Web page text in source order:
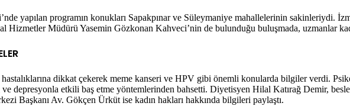
yapılan programın konukları Sapakpınar ve Süleymaniye mahallelerinin sakinleriydi.
Müdürü Yasemin Gözkonan Kahveci’nin de bulunduğu buluşmada, uzmanlar
dikkat çekerek meme kanseri ve HPV gibi önemli konularda bilgiler verdi.
depresyonla etkili baş etme yöntemlerinden bahsetti. Diyetisyen Hilal Katırağ Demir,
Başkanı Av. Gökçen Ürküt ise kadın hakları hakkında bilgileri paylaştı.